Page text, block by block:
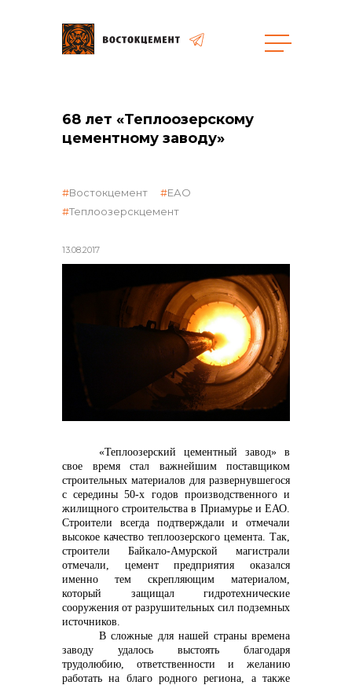
общая информация
реализация неликвидов
контакты отдела закупок
Контакты
68 лет «Теплоозерскому
цементному заводу»
13.08.2017
Востокцемент
ЕАО
Теплоозерскцемент
«Теплоозерский цементный завод» в
свое время стал важнейшим поставщиком
строительных материалов для развернувшегося
с середины 50-х годов производственного и
жилищного строительства в Приамурье и ЕАО.
Строители всегда подтверждали и отмечали
высокое качество теплоозерского цемента. Так,
строители Байкало-Амурской магистрали
отмечали, цемент предприятия оказался
именно тем скрепляющим материалом,
который защищал гидротехнические
сооружения от разрушительных сил подземных
источников.
В сложные для нашей страны времена
заводу удалось выстоять благодаря
трудолюбию, ответственности и желанию
работать на благо родного региона, а также